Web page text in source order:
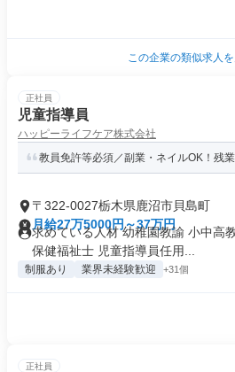
この企業の類似求人
正社員
児童指導員
ハッピーライフケア株式会社
教員免許等必須／副業・ネイルOK！残
〒322-0027栃木県鹿沼市貝島町
月給27万5000円～37万円
求めている人材 幼稚園教諭 小中高
保健福祉士 児童指導員任用...
制服あり 業界未経験歓迎 +31個
正社員